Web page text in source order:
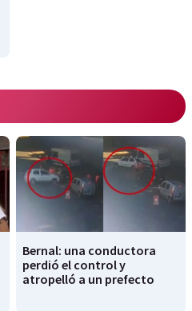
Bernal: una conductora
perdió el control y
atropelló a un prefecto